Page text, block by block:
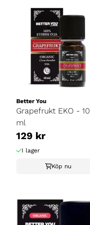
Better You
Grapefrukt EKO - 10
ml
129 kr
I lager
Köp nu